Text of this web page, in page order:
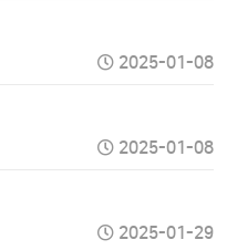
2025-01-08
2025-01-08
2025-01-29